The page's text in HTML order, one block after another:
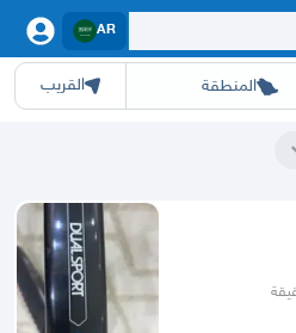
AR
المنطقة القريب وظائفالعابتدريب برمجةالحدائق المدينةالطايف حائلأبهاعسيرالباحة